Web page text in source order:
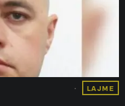
LAJME